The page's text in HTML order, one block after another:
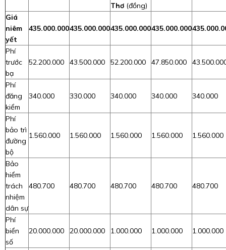
Thơ (đồng)
Giá
niêm
yết
435.000.000435.000.000435.000.000435.000.000
Phí
trước
bạ
52.200.000 43.500.000 52.200.000 47.850.000
Phí
đăng
kiểm
340.000 330.000 340.000 340.000 340.000
Phí
bảo trì
đường
bộ
1.560.000 1.560.000 1.560.000 1.560.000 1.560.000
Bảo
hiểm
trách
nhiệm
dân sự
480.700 480.700 480.700 480.700 480.700
Phí
biển
số
20.000.000 20.000.000 1.000.000 1.000.000 1.000.000